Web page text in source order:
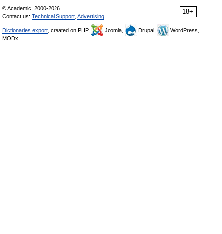
18+
© Academic, 2000-2026
Contact us: Technical Support Advertising
Dictionaries export , created on PHP, Joomla, Drupal,
WordPress,
MODx.